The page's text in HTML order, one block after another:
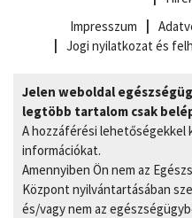
Impresszum
Jogi nyilatkozat és
Jelen weboldal
legtöbb tartalom csak
A hozzáférési lehetőségekkel
információkat.
Amennyiben Ön nem az
Központ nyilvántartásában
és/vagy nem az